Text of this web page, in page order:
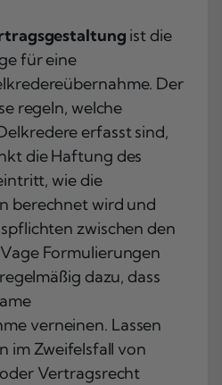
ist die
für eine
Der
regeln, welche
erfasst sind,
die Haftung des
wie die
berechnet wird und
zwischen den
Formulierungen
dazu, dass
verneinen. Lassen
im Zweifelsfall von
Vertragsrecht